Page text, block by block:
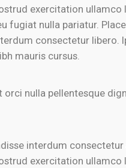
exercitation
fugiat nulla pariatur.
consectetur libero.
mauris cursus.
orci nulla pellentesque
interdum
exercitation